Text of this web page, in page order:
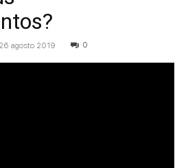
26 agosto 2019 0